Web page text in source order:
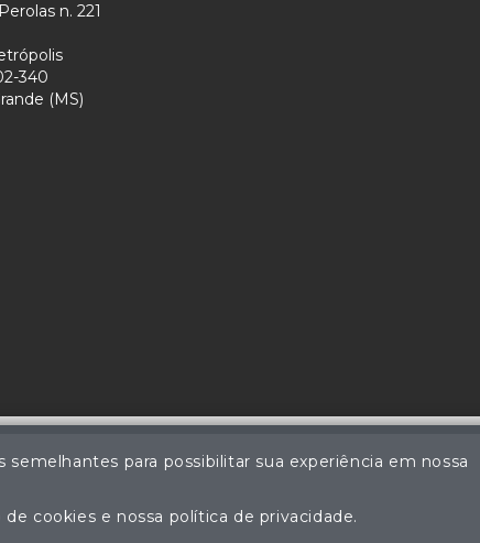
n. 221
340
(MS)
não autorizada do conteúdo deste site poderá acarretar em
para possibilitar sua experiência em nossa
cookies e nossa política de privacidade.